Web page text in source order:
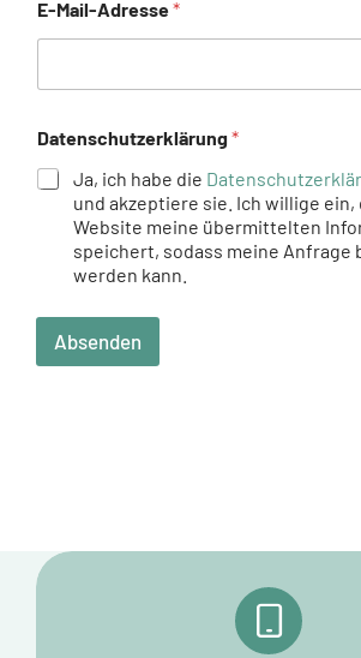
E-Mail-Adresse*
Datenschutzerklärung*
Ja, ich habe die
und akzeptiere sie. Ich willige ein,
Website meine übermittelten
speichert, sodass meine Anfrage
werden kann.
Absenden